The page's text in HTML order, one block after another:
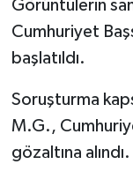
Görüntülerin
Cumhuriyet
başlatıldı.
Soruşturma
M.G.,
gözaltına